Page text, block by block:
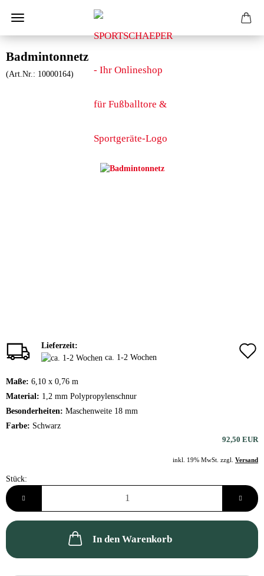
Badmintonnetz
(Art.Nr.: 10000164)
Lieferzeit:
ca. 1-2 Wochen
Maße: 6,10 x 0,76 m
Material: 1,2 mm Polypropylenschnur
Besonderheiten: Maschenweite 18 mm
Farbe: Schwarz
92,50 EUR
inkl. 19% MwSt. zzgl. Versand
Stück:
Stück
In den Warenkorb